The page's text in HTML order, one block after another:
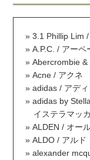
3.1 Phillip Lim
A.P.C. / アーペ
Abercrombie &
Acne / アクネ
adidas / アディ
adidas by
イステラマッ
ALDEN / オー
ALDO / アルド
alexander